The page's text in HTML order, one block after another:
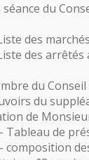
du
des
des
du
du
de
Tableau de
composition